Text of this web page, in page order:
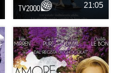
21:05